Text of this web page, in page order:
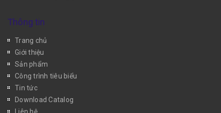
Thông tin
Trang chủ
Giới thiệu
Sản phẩm
Công trình tiêu biểu
Tin tức
Download Catalog